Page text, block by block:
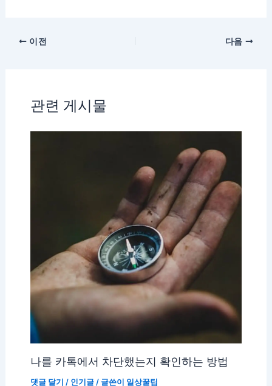
이전 다음
관련 게시물
나를 카톡에서 차단했는지 확인하는 방법
댓글 달기 / 인기글/ 글쓴이 일상꿀팁